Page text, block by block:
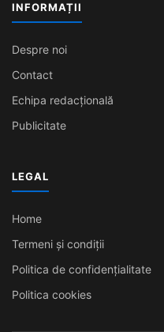
INFORMAȚII
Despre noi
Contact
Echipa redacțională
Publicitate
LEGAL
Home
Termeni și condiții
Politica de confidențialitate
Politica cookies